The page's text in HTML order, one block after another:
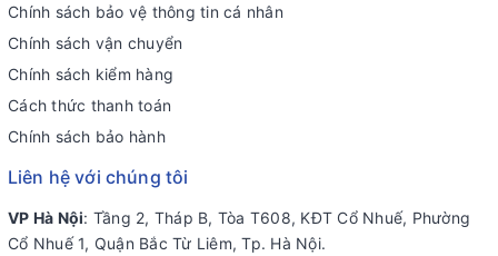
Chính sách bảo vệ thông tin cá nhân
Chính sách vận chuyển
Chính sách kiểm hàng
Cách thức thanh toán
Chính sách bảo hành
Liên hệ với chúng tôi
VP Hà Nội: Tầng 2, Tháp B, Tòa T608, KĐT Cổ Nhuế, Phường
Cổ Nhuế 1, Quận Bắc Từ Liêm, Tp. Hà Nội.